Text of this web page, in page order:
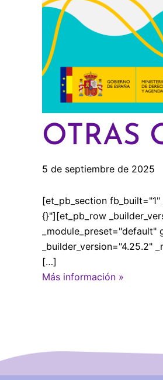
OTRAS
5 de septiembre de 2025
[et_pb_section
{}"][et_pb_row
[…]
Más información »